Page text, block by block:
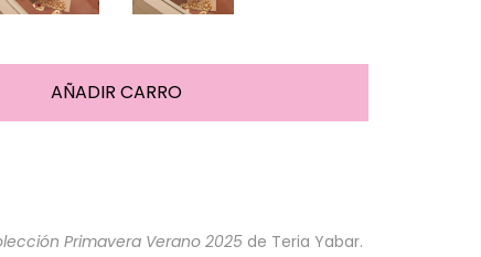
Primavera Verano 2025de Teria Yabar.